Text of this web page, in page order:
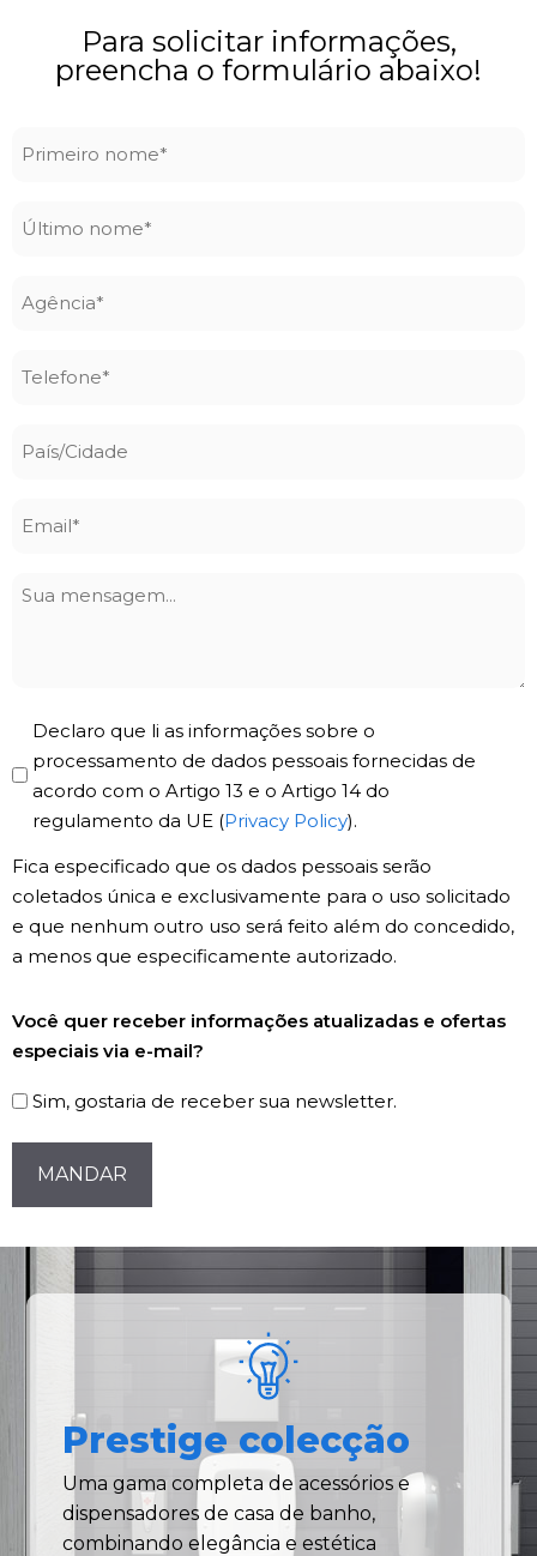
Para solicitar informações,
preencha o formulário abaixo!
Último
Sua
Privacy
Policy
Declaro que li as informações sobre o
processamento de dados pessoais fornecidas de
acordo com o Artigo 13 e o Artigo 14 do
regulamento da UE (Privacy Policy).
Fica especificado que os dados pessoais serão
coletados única e exclusivamente para o uso solicitado
e que nenhum outro uso será feito além do concedido,
a menos que especificamente autorizado.
de
Newsletter
Você quer receber informações atualizadas e ofertas
especiais via e-mail?
Sim, gostaria de receber sua newsletter.
CAPTCHA
Prestige colecção
Uma gama completa de acessórios e
dispensadores de casa de banho,
combinando elegância e estética